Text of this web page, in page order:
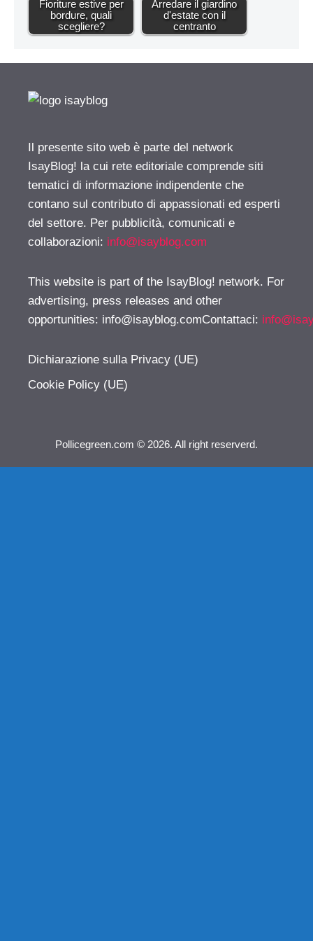
Fioriture estive per
bordure, quali
scegliere?
Arredare il giardino
d'estate con il
centranto
Il presente sito web è parte del network
IsayBlog! la cui rete editoriale comprende siti
tematici di informazione indipendente che
contano sul contributo di appassionati ed esperti
del settore. Per pubblicità, comunicati e
collaborazioni: info@isayblog.com
This website is part of the IsayBlog! network. For
advertising, press releases and other
opportunities: info@isayblog.comContattaci:
Dichiarazione sulla Privacy (UE)
Cookie Policy (UE)
Pollicegreen.com © 2026. All right reserverd.